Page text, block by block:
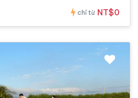
chỉ từ NT$0